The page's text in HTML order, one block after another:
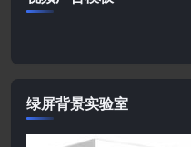
绿屏背景实验室